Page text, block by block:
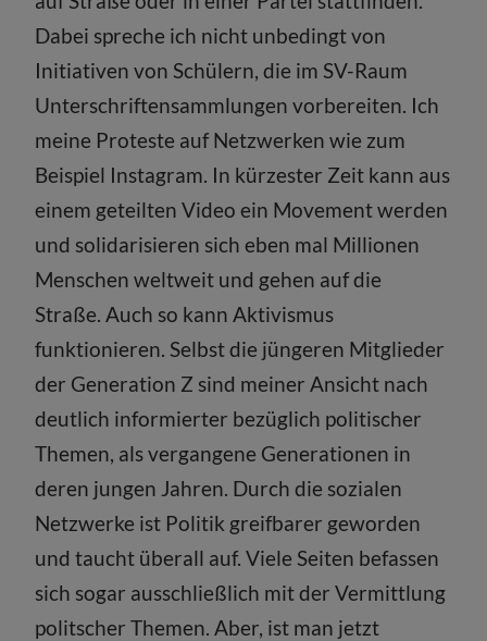
Dabei spreche ich nicht unbedingt von
Initiativen von Schülern, die im SV-Raum
Unterschriftensammlungen vorbereiten. Ich
meine Proteste auf Netzwerken wie zum
Beispiel Instagram. In kürzester Zeit kann aus
einem geteilten Video ein Movement werden
und solidarisieren sich eben mal Millionen
Menschen weltweit und gehen auf die
Straße. Auch so kann Aktivismus
funktionieren. Selbst die jüngeren Mitglieder
der Generation Z sind meiner Ansicht nach
deutlich informierter bezüglich politischer
Themen, als vergangene Generationen in
deren jungen Jahren. Durch die sozialen
Netzwerke ist Politik greifbarer geworden
und taucht überall auf. Viele Seiten befassen
sich sogar ausschließlich mit der Vermittlung
politscher Themen. Aber, ist man jetzt